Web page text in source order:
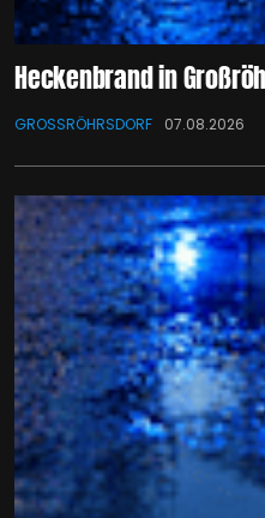
Heckenbrand in
GROSSRÖHRSDORF 07.08.2026